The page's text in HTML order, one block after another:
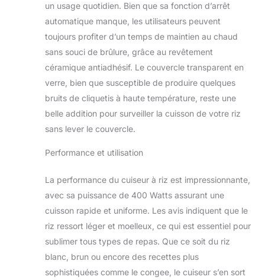
riz à chaque fois. Le
couvercle en verre
transparent permet
un contrôle facile
vapeur. Comprend :
tasse à mesurer,
panier vapeur et
cuillère de service.
un usage quotidien. Bien que sa fonction d’arrêt
automatique manque, les utilisateurs peuvent
toujours profiter d’un temps de maintien au chaud
sans souci de brûlure, grâce au revêtement
céramique antiadhésif. Le couvercle transparent en
verre, bien que susceptible de produire quelques
bruits de cliquetis à haute température, reste une
belle addition pour surveiller la cuisson de votre riz
sans lever le couvercle.
Performance et utilisation
La performance du cuiseur à riz est impressionnante,
avec sa puissance de 400 Watts assurant une
cuisson rapide et uniforme. Les avis indiquent que le
riz ressort léger et moelleux, ce qui est essentiel pour
sublimer tous types de repas. Que ce soit du riz
blanc, brun ou encore des recettes plus
sophistiquées comme le congee, le cuiseur s’en sort